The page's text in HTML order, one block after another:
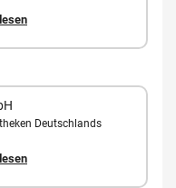
Deutschlands